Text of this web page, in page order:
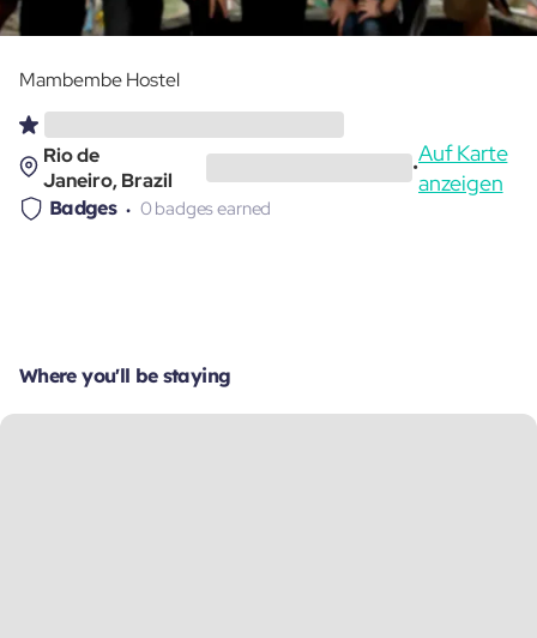
Mambembe Hostel
Rio de
Janeiro, Brazil
•
Auf Karte
anzeigen
Badges 0 badges earned
Where you'll be staying